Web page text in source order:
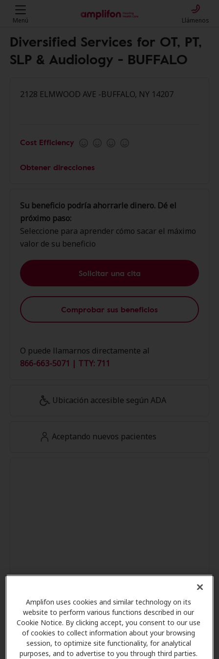
Amplifon uses cookies and similar technology on its
website to perform various functions described in our
Cookie Notice. By clicking accept, you consent to our use
of cookies to collect information about your browsing
session, to optimize site functionality, for analytical
purposes, and to advertise to you through third parties.
Menú Llámenos
Diversified Services for OT, PT,
SLP & Audiology - BUFFALO
2128 ELMWOOD AVE -BUFFALO, NY 14207
Cost Efficiency
Obtener direcciones
Su beneficio podría ahorrarle dinero. Dé el
próximo paso:
Seleccione para aprender cómo sacar el máximo
valor de su beneficio
Solicitar una cita
Comprobar sus beneficios
O puede llamarnos directamente al
866-663-5071 | TTY: 711
Ubicación accesible según ADA
Aceptando nuevos pacientes